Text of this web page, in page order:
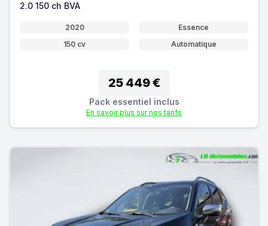
2.0 150 ch BVA
2020
Essence
150 cv
Automatique
25 449 €
Pack essentiel inclus
En savoir plus sur nos tarifs